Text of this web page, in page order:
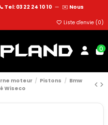
Tel: 03 22 24 10 10 — ✉️ Nous
Liste d'envie (0)
0
moteur Pistons
Bmw
Wiseco